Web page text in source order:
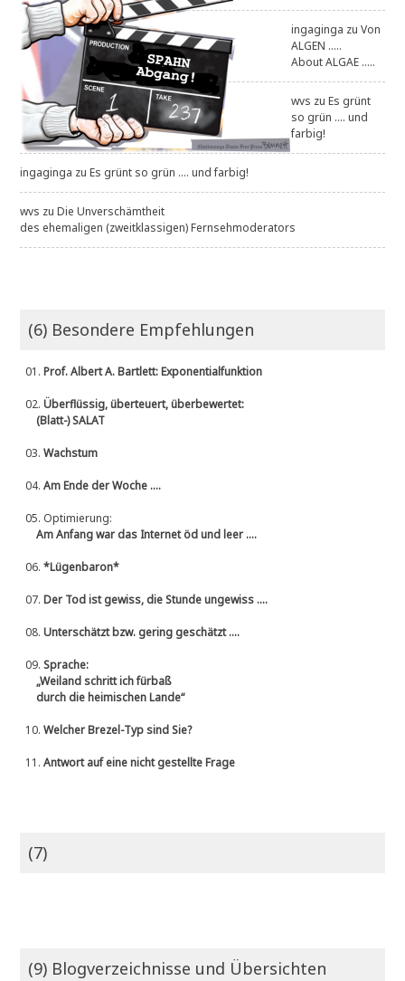
ingaginga zuVon
ALGEN .....
About ALGAE .....
wvs zuEs grünt
so grün .... und
farbig!
ingaginga zuEs grünt so grün .... und farbig!
wvs zuDie Unverschämtheit
des ehemaligen (zweitklassigen) Fernsehmoderators
(6) Besondere Empfehlungen
01.Prof. Albert A. Bartlett: Exponentialfunktion
02.Überflüssig, überteuert, überbewertet:
(Blatt-) SALAT
03.Wachstum
04.Am Ende der Woche ....
05. Optimierung:
Am Anfang war das Internet öd und leer ....
06.*Lügenbaron*
07.Der Tod ist gewiss, die Stunde ungewiss ....
08.Unterschätzt bzw. gering geschätzt ....
09.Sprache:
„Weiland schritt ich fürbaß
durch die heimischen Lande“
10.Welcher Brezel-Typ sind Sie?
11.Antwort auf eine nicht gestellte Frage
(7)
(9) Blogverzeichnisse und Übersichten